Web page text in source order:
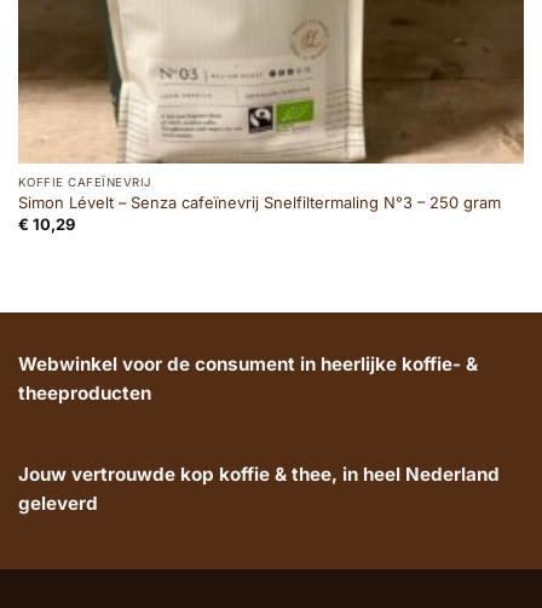
KOFFIE CAFEÏNEVRIJ
Simon Lévelt – Senza cafeïnevrij Snelfiltermaling N°3 – 250 gram
€ 10,29
Webwinkel voor de consument in heerlijke koffie- &
theeproducten
Jouw vertrouwde kop koffie & thee, in heel Nederland
geleverd